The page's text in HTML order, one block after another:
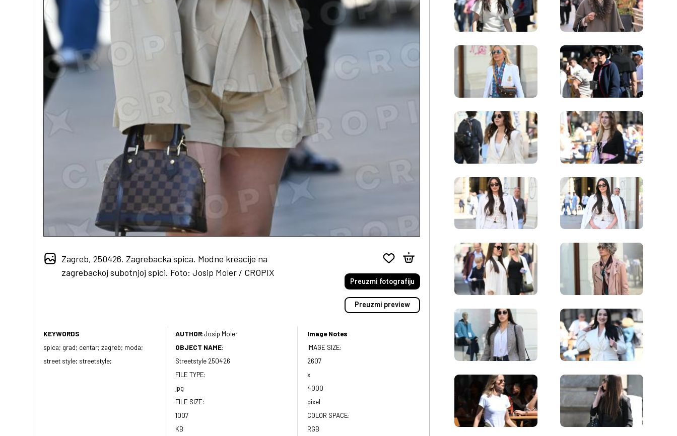
Zagreb, 250426. Zagrebacka spica. Modne kreacije na
zagrebackoj subotnjoj spici. Foto: Josip Moler / CROPIX
Preuzmi fotografiju
Preuzmi preview
KEYWORDS
spica; grad; centar; zagreb; moda;
street style; streetstyle;
AUTHOR:Josip Moler
OBJECT NAME:
Streetstyle 250426
FILE TYPE:
jpg
FILE SIZE:
1007
KB
Image Notes
IMAGE SIZE:
2607
x
4000
pixel
COLOR SPACE:
RGB